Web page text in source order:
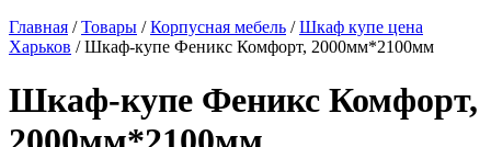
Главная /Товары /Корпусная мебель /Шкаф купе цена
Харьков / Шкаф-купе Феникс Комфорт, 2000мм*2100мм
Шкаф-купе Феникс Комфорт,